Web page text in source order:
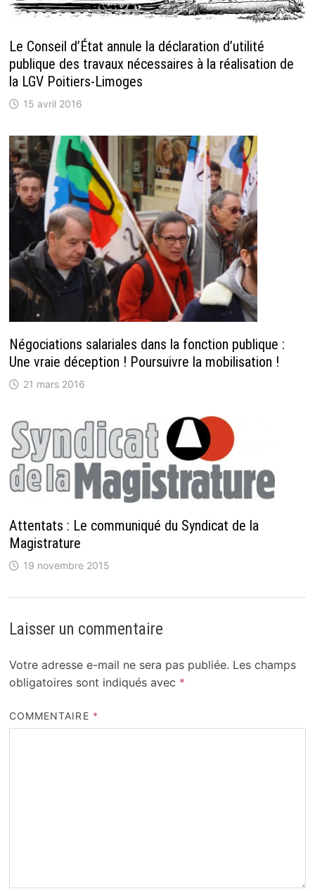
Le Conseil d’État annule la déclaration d’utilité
publique des travaux nécessaires à la réalisation de
la LGV Poitiers-Limoges
15 avril 2016
Négociations salariales dans la fonction publique :
Une vraie déception ! Poursuivre la mobilisation !
21 mars 2016
Attentats : Le communiqué du Syndicat de la
Magistrature
19 novembre 2015
Laisser un commentaire
Votre adresse e-mail ne sera pas publiée. Les champs
obligatoires sont indiqués avec *
COMMENTAIRE *